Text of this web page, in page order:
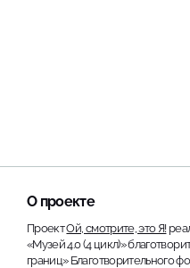
О проекте
ПроектОй, смотрите, это Я!
«Музей 4.0 (4 цикл)»
границ» Благотворительного